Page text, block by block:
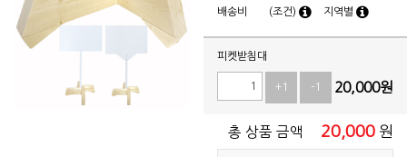
배송비 (조건) 지역별
피켓받침대
+1 -1 20,000원
총 상품 금액 20,000 원